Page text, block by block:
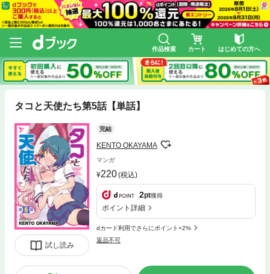
作品検索 カート はじめての方へ
タコと天使たち第5話【単話】
試し読み
完結
KENTO OKAYAMA
マンガ
220(税込)
2pt獲得
ポイント詳細
dカード利用でさらにポイント+2%
返品不可